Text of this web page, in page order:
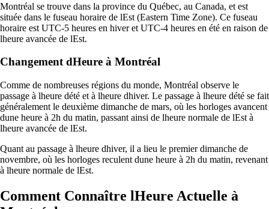
Montréal se trouve dans la province du Québec, au Canada, et est
située dans le fuseau horaire de lEst (Eastern Time Zone). Ce fuseau
horaire est UTC-5 heures en hiver et UTC-4 heures en été en raison de
lheure avancée de lEst.
Changement dHeure à Montréal
Comme de nombreuses régions du monde, Montréal observe le
passage à lheure dété et à lheure dhiver. Le passage à lheure dété se fait
généralement le deuxième dimanche de mars, où les horloges avancent
dune heure à 2h du matin, passant ainsi de lheure normale de lEst à
lheure avancée de lEst.
Quant au passage à lheure dhiver, il a lieu le premier dimanche de
novembre, où les horloges reculent dune heure à 2h du matin, revenant
à lheure normale de lEst.
Comment Connaître lHeure Actuelle à